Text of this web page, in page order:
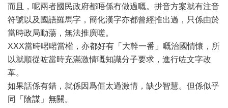
而且，呢兩者國民政府都唔係冇做過嘅。拼音方案就有注音
符號以及國語羅馬字，簡化漢字亦都曾經推出過，只係由於
當時政局動蕩，無法推廣嗟。
XXX當時啱啱當權，亦都好有「大幹一番」嘅治國情懷，所
以就順從咗當時充滿激情嘅知識分子要求，進行咗文字改
革。
如果話係有錯，就係因爲佢太過激情，缺少智慧。但係似乎
同「陰謀」無關。